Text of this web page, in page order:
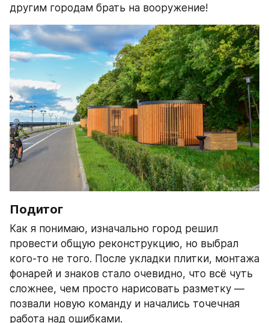
другим городам брать на вооружение!
Подитог
Как я понимаю, изначально город решил
провести общую реконструкцию, но выбрал
кого-то не того. После укладки плитки, монтажа
фонарей и знаков стало очевидно, что всё чуть
сложнее, чем просто нарисовать разметку —
позвали новую команду и начались точечная
работа над ошибками.